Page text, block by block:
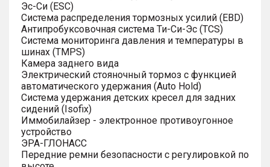
Эс-Си (ESC)
Система распределения тормозных усилий (EBD)
Антипробуксовочная система Ти-Си-Эс (TCS)
Система мониторинга давления и температуры в
шинах (TMPS)
Камера заднего вида
Электрический стояночный тормоз с функцией
автоматического удержания (Auto Hold)
Система удержания детских кресел для задних
сидений (Isofix)
Иммобилайзер - электронное противоугонное
устройство
ЭРА-ГЛОНАСС
Передние ремни безопасности с регулировкой по